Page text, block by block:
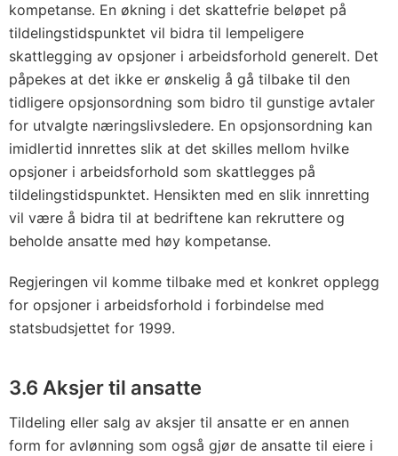
kompetanse. En økning i det skattefrie beløpet på
tildelingstidspunktet vil bidra til lempeligere
skattlegging av opsjoner i arbeidsforhold generelt. Det
påpekes at det ikke er ønskelig å gå tilbake til den
tidligere opsjonsordning som bidro til gunstige avtaler
for utvalgte næringslivsledere. En opsjonsordning kan
imidlertid innrettes slik at det skilles mellom hvilke
opsjoner i arbeidsforhold som skattlegges på
tildelingstidspunktet. Hensikten med en slik innretting
vil være å bidra til at bedriftene kan rekruttere og
beholde ansatte med høy kompetanse.
Regjeringen vil komme tilbake med et konkret opplegg
for opsjoner i arbeidsforhold i forbindelse med
statsbudsjettet for 1999.
3.6 Aksjer til ansatte
Tildeling eller salg av aksjer til ansatte er en annen
form for avlønning som også gjør de ansatte til eiere i